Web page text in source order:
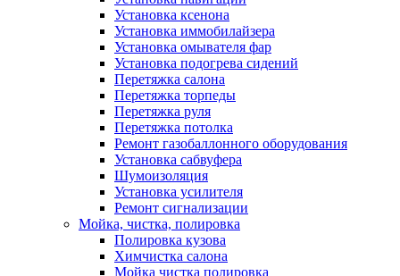
Установка ксенона
Установка иммобилайзера
Установка омывателя фар
Установка подогрева сидений
Перетяжка салона
Перетяжка торпеды
Перетяжка руля
Перетяжка потолка
Ремонт газобаллонного оборудования
Установка сабвуфера
Шумоизоляция
Установка усилителя
Ремонт сигнализации
Мойка, чистка, полировка
Полировка кузова
Химчистка салона
Мойка чистка полировка